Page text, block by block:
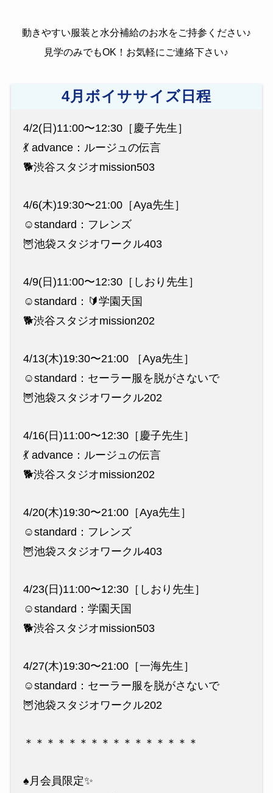
動きやすい服装と水分補給のお水をご持参ください♪
見学のみでもOK！お気軽にご連絡下さい♪
4月ボイササイズ日程
4/2(日)11:00〜12:30［慶子先生］
💃 advance：ルージュの伝言
🐕渋谷スタジオmission503
4/6(木)19:30〜21:00［Aya先生］
☺️standard：フレンズ
🦉池袋スタジオワークル403
4/9(日)11:00〜12:30［しおり先生］
☺️standard：🔰学園天国
🐕渋谷スタジオmission202
4/13(木)19:30〜21:00 ［Aya先生］
☺️standard：セーラー服を脱がさないで
🦉池袋スタジオワークル202
4/16(日)11:00〜12:30［慶子先生］
💃 advance：ルージュの伝言
🐕渋谷スタジオmission202
4/20(木)19:30〜21:00［Aya先生］
☺️standard：フレンズ
🦉池袋スタジオワークル403
4/23(日)11:00〜12:30［しおり先生］
☺️standard：学園天国
🐕渋谷スタジオmission503
4/27(木)19:30〜21:00［一海先生］
☺️standard：セーラー服を脱がさないで
🦉池袋スタジオワークル202
＊＊＊＊＊＊＊＊＊＊＊＊＊＊＊＊
♠️月会員限定✨